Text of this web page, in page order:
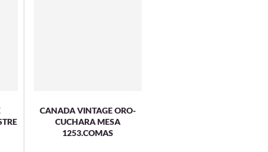
CANADA VINTAGE ORO-
CUCHARA MESA
1253.COMAS